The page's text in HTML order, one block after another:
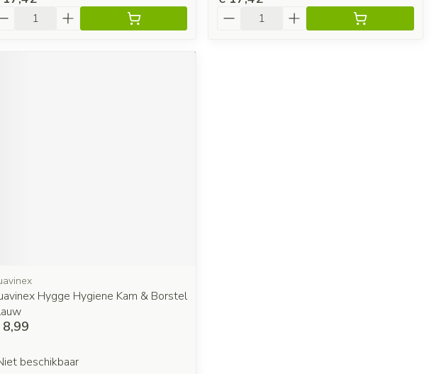
Hygge Hygiene Kam & Borstel
beschikbaar